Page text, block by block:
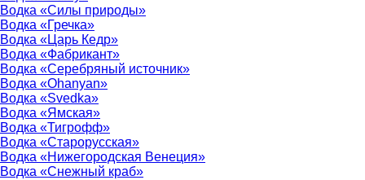
Водка «Силы природы»
Водка «Гречка»
Водка «Царь Кедр»
Водка «Фабрикант»
Водка «Серебряный источник»
Водка «Ohanyan»
Водка «Svedka»
Водка «Ямская»
Водка «Тигрофф»
Водка «Старорусская»
Водка «Нижегородская Венеция»
Водка «Снежный краб»